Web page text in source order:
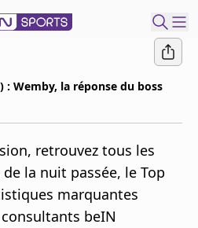
: Wemby, la réponse du boss
retrouvez tous les
la nuit passée, le Top
marquantes
beIN